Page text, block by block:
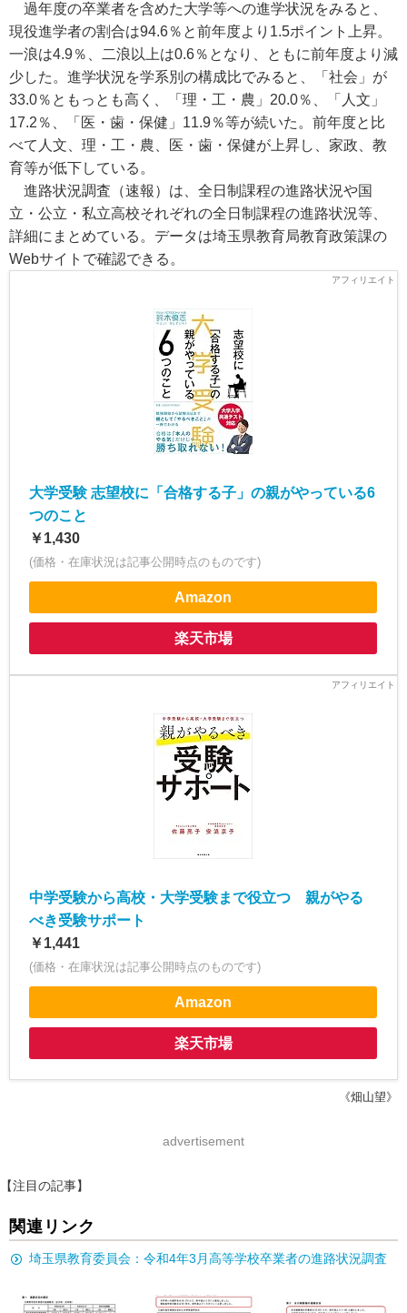
過年度の卒業者を含めた大学等への進学状況をみると、
現役進学者の割合は94.6％と前年度より1.5ポイント上昇。
一浪は4.9％、二浪以上は0.6％となり、ともに前年度より減
少した。進学状況を学系別の構成比でみると、「社会」が
33.0％ともっとも高く、「理・工・農」20.0％、「人文」
17.2％、「医・歯・保健」11.9％等が続いた。前年度と比
べて人文、理・工・農、医・歯・保健が上昇し、家政、教
育等が低下している。
進路状況調査（速報）は、全日制課程の進路状況や国
立・公立・私立高校それぞれの全日制課程の進路状況等、
詳細にまとめている。データは埼玉県教育局教育政策課の
Webサイトで確認できる。
大学受験 志望校に「合格する子」の親がやっている6
つのこと
￥1,430
(価格・在庫状況は記事公開時点のものです)
Amazon
楽天市場
中学受験から高校・大学受験まで役立つ 親がやる
べき受験サポート
￥1,441
(価格・在庫状況は記事公開時点のものです)
Amazon
楽天市場
《畑山望》
advertisement
【注目の記事】
関連リンク
埼玉県教育委員会：令和4年3月高等学校卒業者の進路状況調査